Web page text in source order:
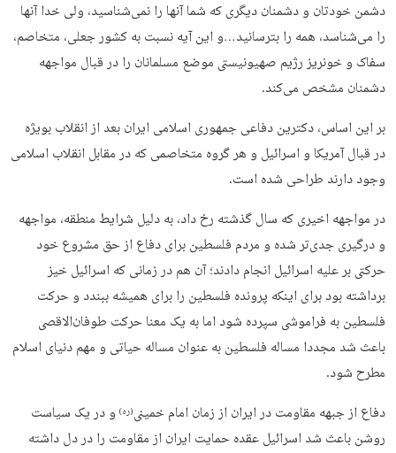
دشمن خودتان و دشمنان ديگرى كه شما آنها را نمى‌شناسيد، ولى خدا آنها
را مى‌شناسد، همه را بترسانيد…و این آیه نسبت به کشور جعلی، متخاصم،
سفاک و خونریز رژیم صهیونیستی موضع مسلمانان را در قبال مواجهه
دشمنان مشخص می‌کند.
بر این اساس، دکترین دفاعی جمهوری اسلامی ایران بعد از انقلاب بویژه
در قبال آمریکا و اسرائیل و هر گروه متخاصمی که در مقابل انقلاب اسلامی
وجود دارند طراحی شده است.
در مواجهه اخیری که سال گذشته رخ داد، به دلیل شرایط منطقه، مواجهه
و درگیری جدی‌تر شده و مردم فلسطین برای دفاع از حق مشروع خود
حرکتی بر علیه اسرائیل انجام دادند؛ آن هم در زمانی که اسرائیل خیز
برداشته بود برای اینکه پرونده فلسطین را برای همیشه ببندد و حرکت
فلسطین به فراموشی سپرده شود اما به یک معنا حرکت طوفان‌الاقصی
باعث شد مجددا مساله فلسطین به عنوان مساله حیاتی و مهم دنیای اسلام
مطرح شود.‌
دفاع از جبهه مقاومت در ایران از زمان امام خمینی(ره) و در یک سیاست
روشن باعث شد اسرائیل عقده حمایت ایران از مقاومت را در دل داشته